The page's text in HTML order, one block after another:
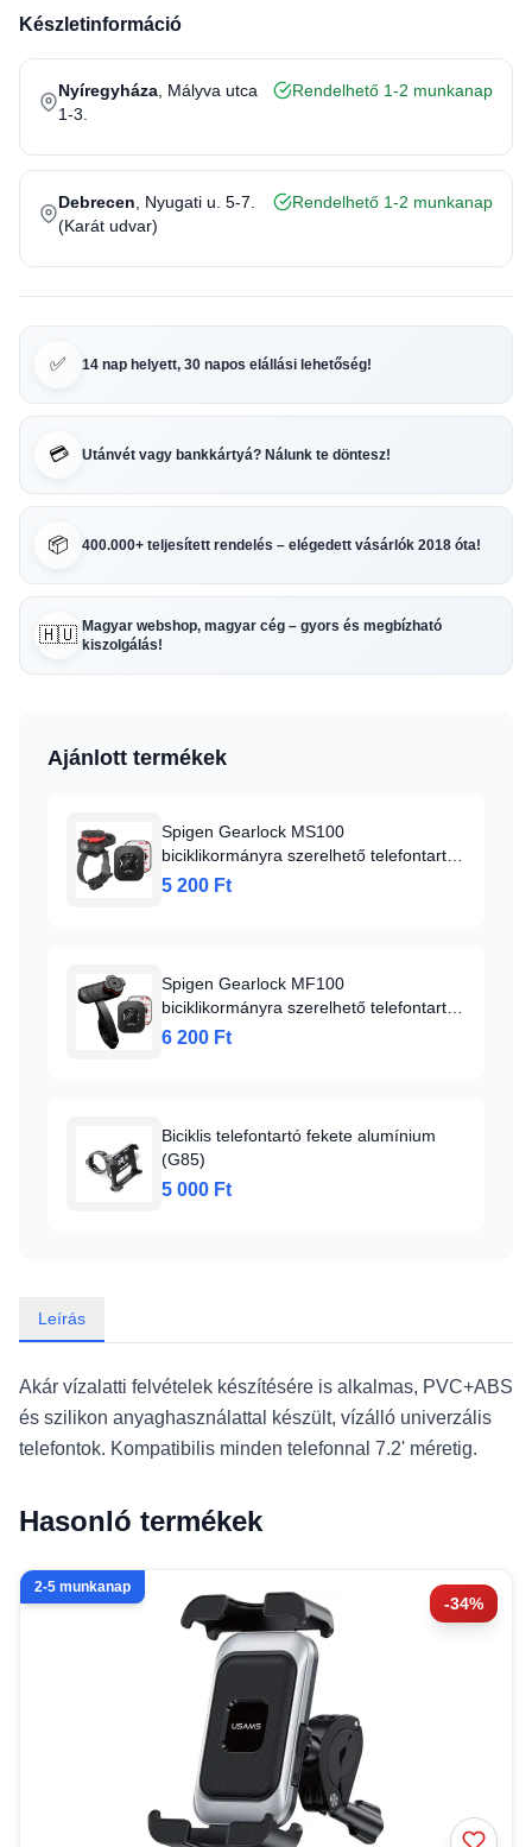
Készletinformáció
Nyíregyháza , Mályva utca
1-3.
Rendelhető 1-2 munkanap
Debrecen , Nyugati u. 5-7.
(Karát udvar)
Rendelhető 1-2 munkanap
✅ 14 nap helyett, 30 napos elállási lehetőség!
💳 Utánvét vagy bankkártyá? Nálunk te döntesz!
📦 400.000+ teljesített rendelés – elégedett vásárlók 2018 óta!
🇭🇺 Magyar webshop, magyar cég – gyors és megbízható
kiszolgálás!
Ajánlott termékek
Spigen Gearlock MS100
biciklikormányra szerelhető telefontartó
fekete
5 200 Ft
Spigen Gearlock MF100
biciklikormányra szerelhető telefontartó
fekete (000MP25056)
6 200 Ft
Biciklis telefontartó fekete alumínium
(G85)
5 000 Ft
Leírás
Akár vízalatti felvételek készítésére is alkalmas, PVC+ABS
és szilikon anyaghasználattal készült, vízálló univerzális
telefontok. Kompatibilis minden telefonnal 7.2' méretig.
Hasonló termékek
-34%
2-5 munkanap